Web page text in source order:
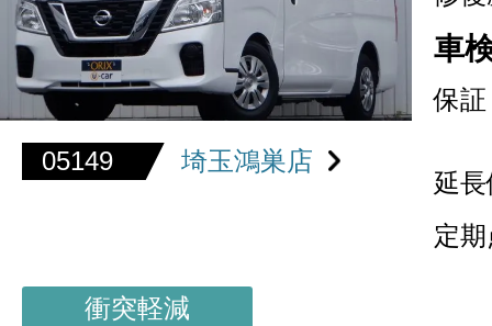
05149 埼玉鴻巣店
車
保証
延
定
衝突軽減